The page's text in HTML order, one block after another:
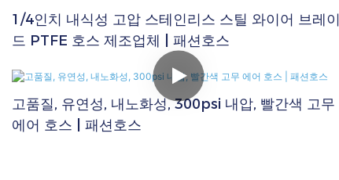
1/4인치 내식성 고압 스테인리스 스틸 와이어 브레이
드 PTFE 호스 제조업체 | 패션호스
고품질, 유연성, 내노화성, 300psi 내압, 빨간색 고무
에어 호스 | 패션호스